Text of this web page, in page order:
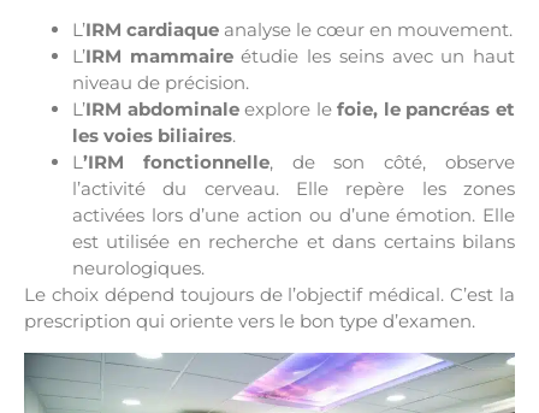
L’IRM cardiaque analyse le cœur en mouvement.
L’IRM mammaireétudie les seins avec un haut
niveau de précision.
L’IRM abdominaleexplore lefoie, le pancréas et
les voies biliaires.
L’IRM fonctionnelle, de son côté, observe
l’activité du cerveau. Elle repère les zones
activées lors d’une action ou d’une émotion. Elle
est utilisée en recherche et dans certains bilans
neurologiques.
Le choix dépend toujours de l’objectif médical. C’est la
prescription qui oriente vers le bon type d’examen.